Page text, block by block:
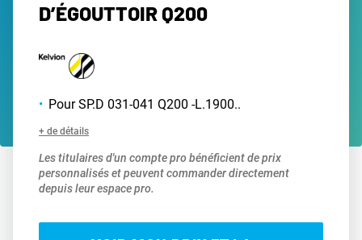
D’ÉGOUTTOIR Q200
Pour SP.D 031-041 Q200 -L.1900..
+ de détails
Les titulaires d'un compte pro bénéficient de prix
personnalisés et peuvent commander directement
depuis leur espace pro.